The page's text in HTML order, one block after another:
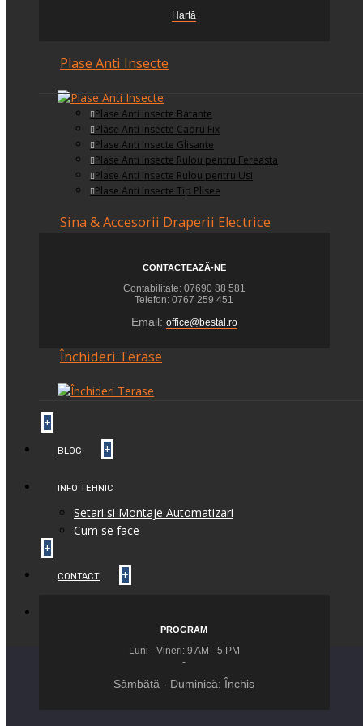
Plase Anti Insecte
Plase Anti Insecte Batante
Plase Anti Insecte Cadru Fix
Plase Anti Insecte Glisante
Plase Anti Insecte Rulou pentru Fereasta
Plase Anti Insecte Rulou pentru Usi
Plase Anti Insecte Tip Plisee
Sina & Accesorii Draperii Electrice
Accesorii Montaj
Închideri Terase
+
BLOG +
INFO TEHNIC
Setari si Montaje Automatizari
Cum se face
+
CONTACT +
Hartă
CONTACTEAZĂ-NE
Contabilitate: 07690 88 581
Telefon: 0767 259 451
Email: office@bestal.ro
PROGRAM
Luni - Vineri: 9 AM - 5 PM
-
Sâmbătă - Duminică: Închis